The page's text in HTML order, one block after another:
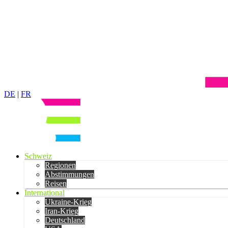
DE | FR
Schweiz
Regionen
Abstimmungen
Reisen
International
Ukraine-Krieg
Iran-Krieg
Deutschland